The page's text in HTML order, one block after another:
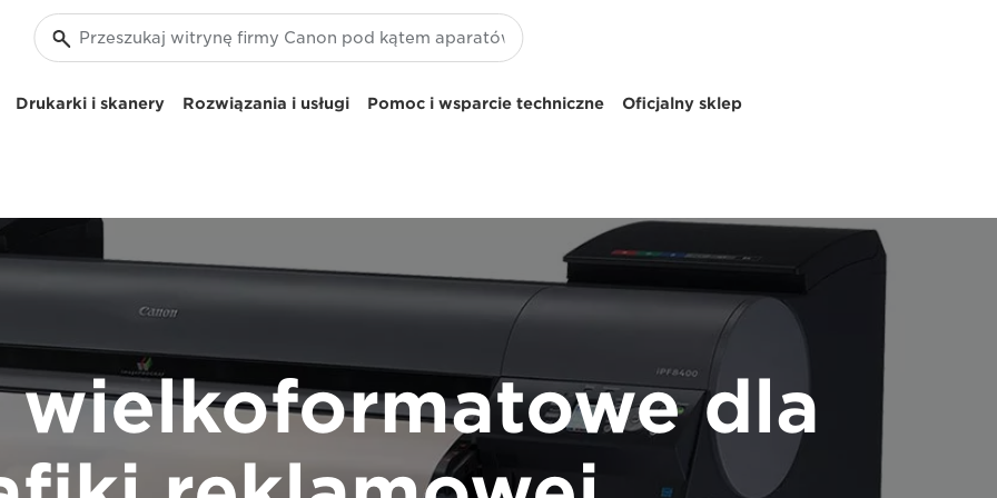
Drukarki i skanery Rozwiązania i usługi Pomoc i wsparcie techniczne Oficjalny sklep
wielkoformatowe dla